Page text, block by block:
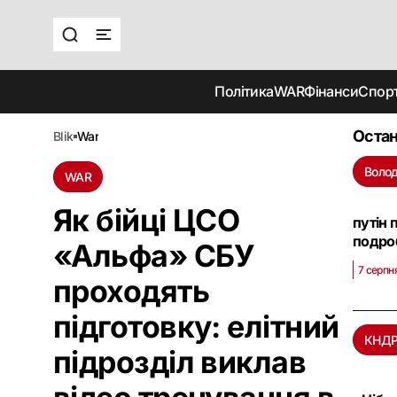
ПолітикаWARФінанси
blik war
WAR
Як бійці ЦСО
«Альфа» СБУ
проходять
підготовку: елітний
підрозділ виклав
путін
7